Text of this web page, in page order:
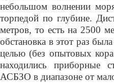
небольшом волнении
торпедой по глубине.
метров, то есть на 2500
обстановка в этот раз
целью (без опытовых
находились приборные
АСБЗО в диапазоне от